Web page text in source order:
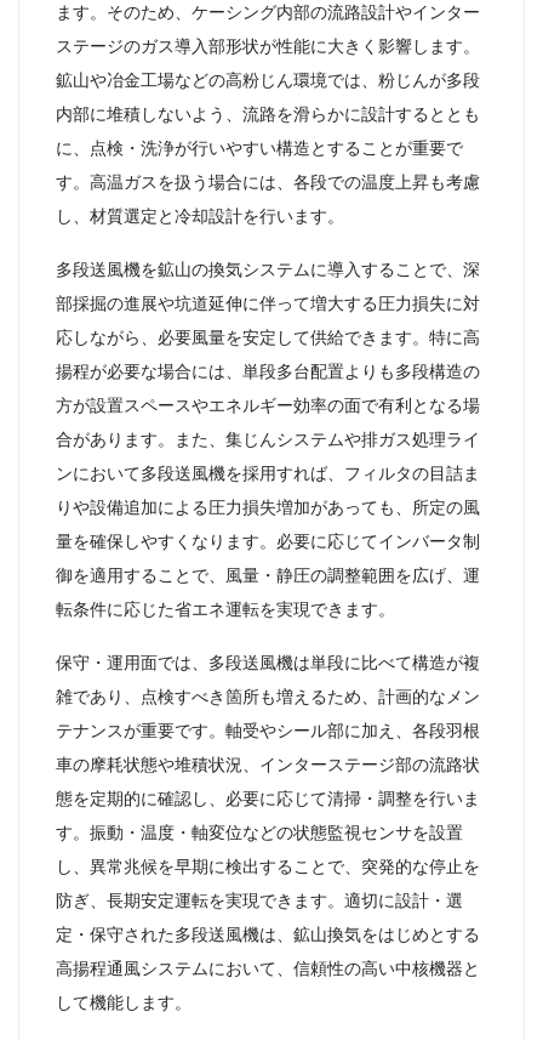
ます。そのため、ケーシング内部の流路設計やインター
ステージのガス導入部形状が性能に大きく影響します。
鉱山や冶金工場などの高粉じん環境では、粉じんが多段
内部に堆積しないよう、流路を滑らかに設計するととも
に、点検・洗浄が行いやすい構造とすることが重要で
す。高温ガスを扱う場合には、各段での温度上昇も考慮
し、材質選定と冷却設計を行います。
多段送風機を鉱山の換気システムに導入することで、深
部採掘の進展や坑道延伸に伴って増大する圧力損失に対
応しながら、必要風量を安定して供給できます。特に高
揚程が必要な場合には、単段多台配置よりも多段構造の
方が設置スペースやエネルギー効率の面で有利となる場
合があります。また、集じんシステムや排ガス処理ライ
ンにおいて多段送風機を採用すれば、フィルタの目詰ま
りや設備追加による圧力損失増加があっても、所定の風
量を確保しやすくなります。必要に応じてインバータ制
御を適用することで、風量・静圧の調整範囲を広げ、運
転条件に応じた省エネ運転を実現できます。
保守・運用面では、多段送風機は単段に比べて構造が複
雑であり、点検すべき箇所も増えるため、計画的なメン
テナンスが重要です。軸受やシール部に加え、各段羽根
車の摩耗状態や堆積状況、インターステージ部の流路状
態を定期的に確認し、必要に応じて清掃・調整を行いま
す。振動・温度・軸変位などの状態監視センサを設置
し、異常兆候を早期に検出することで、突発的な停止を
防ぎ、長期安定運転を実現できます。適切に設計・選
定・保守された多段送風機は、鉱山換気をはじめとする
高揚程通風システムにおいて、信頼性の高い中核機器と
して機能します。